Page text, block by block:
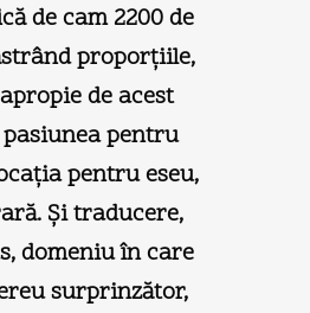
de cam 2200 de
proporţiile,
de acest
pentru
pentru eseu,
Şi traducere,
domeniu în care
surprinzător,